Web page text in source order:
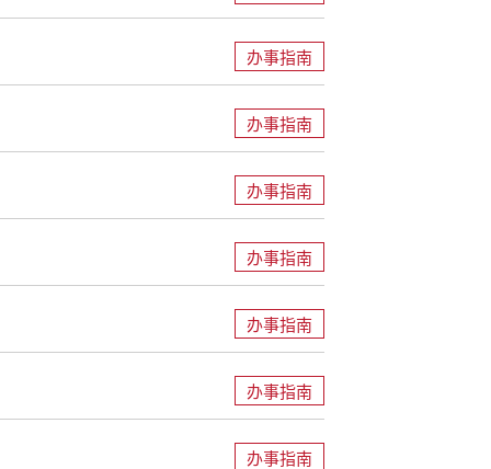
办事指南
办事指南
办事指南
办事指南
办事指南
办事指南
办事指南